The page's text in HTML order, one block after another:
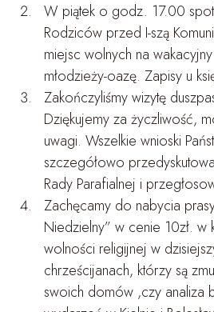
W piątek o godz. 17.00
Rodziców przed I-szą
miejsc wolnych na
młodzieży-oazę. Zapisy u
Zakończyliśmy wizytę
Dziękujemy za życzliwość,
uwagi. Wszelkie wnioski
szczegółowo
Rady Parafialnej i
Zachęcamy do nabycia
Niedzielny” w cenie 10zł. w
wolności religijnej w
chrześcijanach, którzy są
swoich domów ,czy analiza